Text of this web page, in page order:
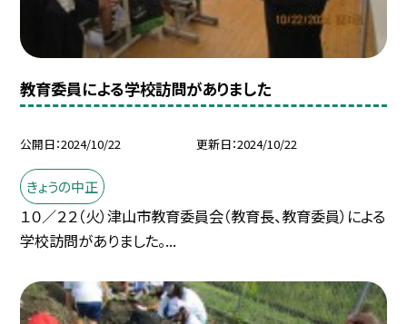
教育委員による学校訪問がありました
公開日 2024/10/22 更新日 2024/10/22
きょうの中正
１０／２２（火）津山市教育委員会（教育長、教育委員）による
学校訪問がありました。...